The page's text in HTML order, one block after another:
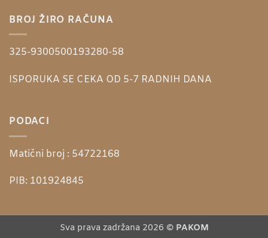
BROJ ŽIRO RAČUNA
325-9300500193280-58
ISPORUKA SE CEKA OD 5-7 RADNIH DANA
PODACI
Matični broj : 54722168
PIB: 101924845
Sva prava zadržana 2026 © PAKOM